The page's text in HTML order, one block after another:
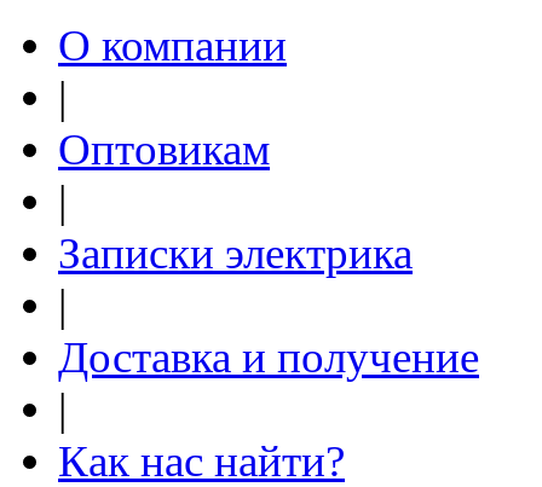
О компании
|
Оптовикам
|
Записки электрика
|
Доставка и получение
|
Как нас найти?